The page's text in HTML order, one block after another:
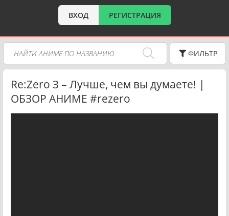
ВХОД РЕГИСТРАЦИЯ
ФИЛЬТР
Re:Zero 3 – Лучше, чем вы думаете! |
ОБЗОР АНИМЕ #rezero